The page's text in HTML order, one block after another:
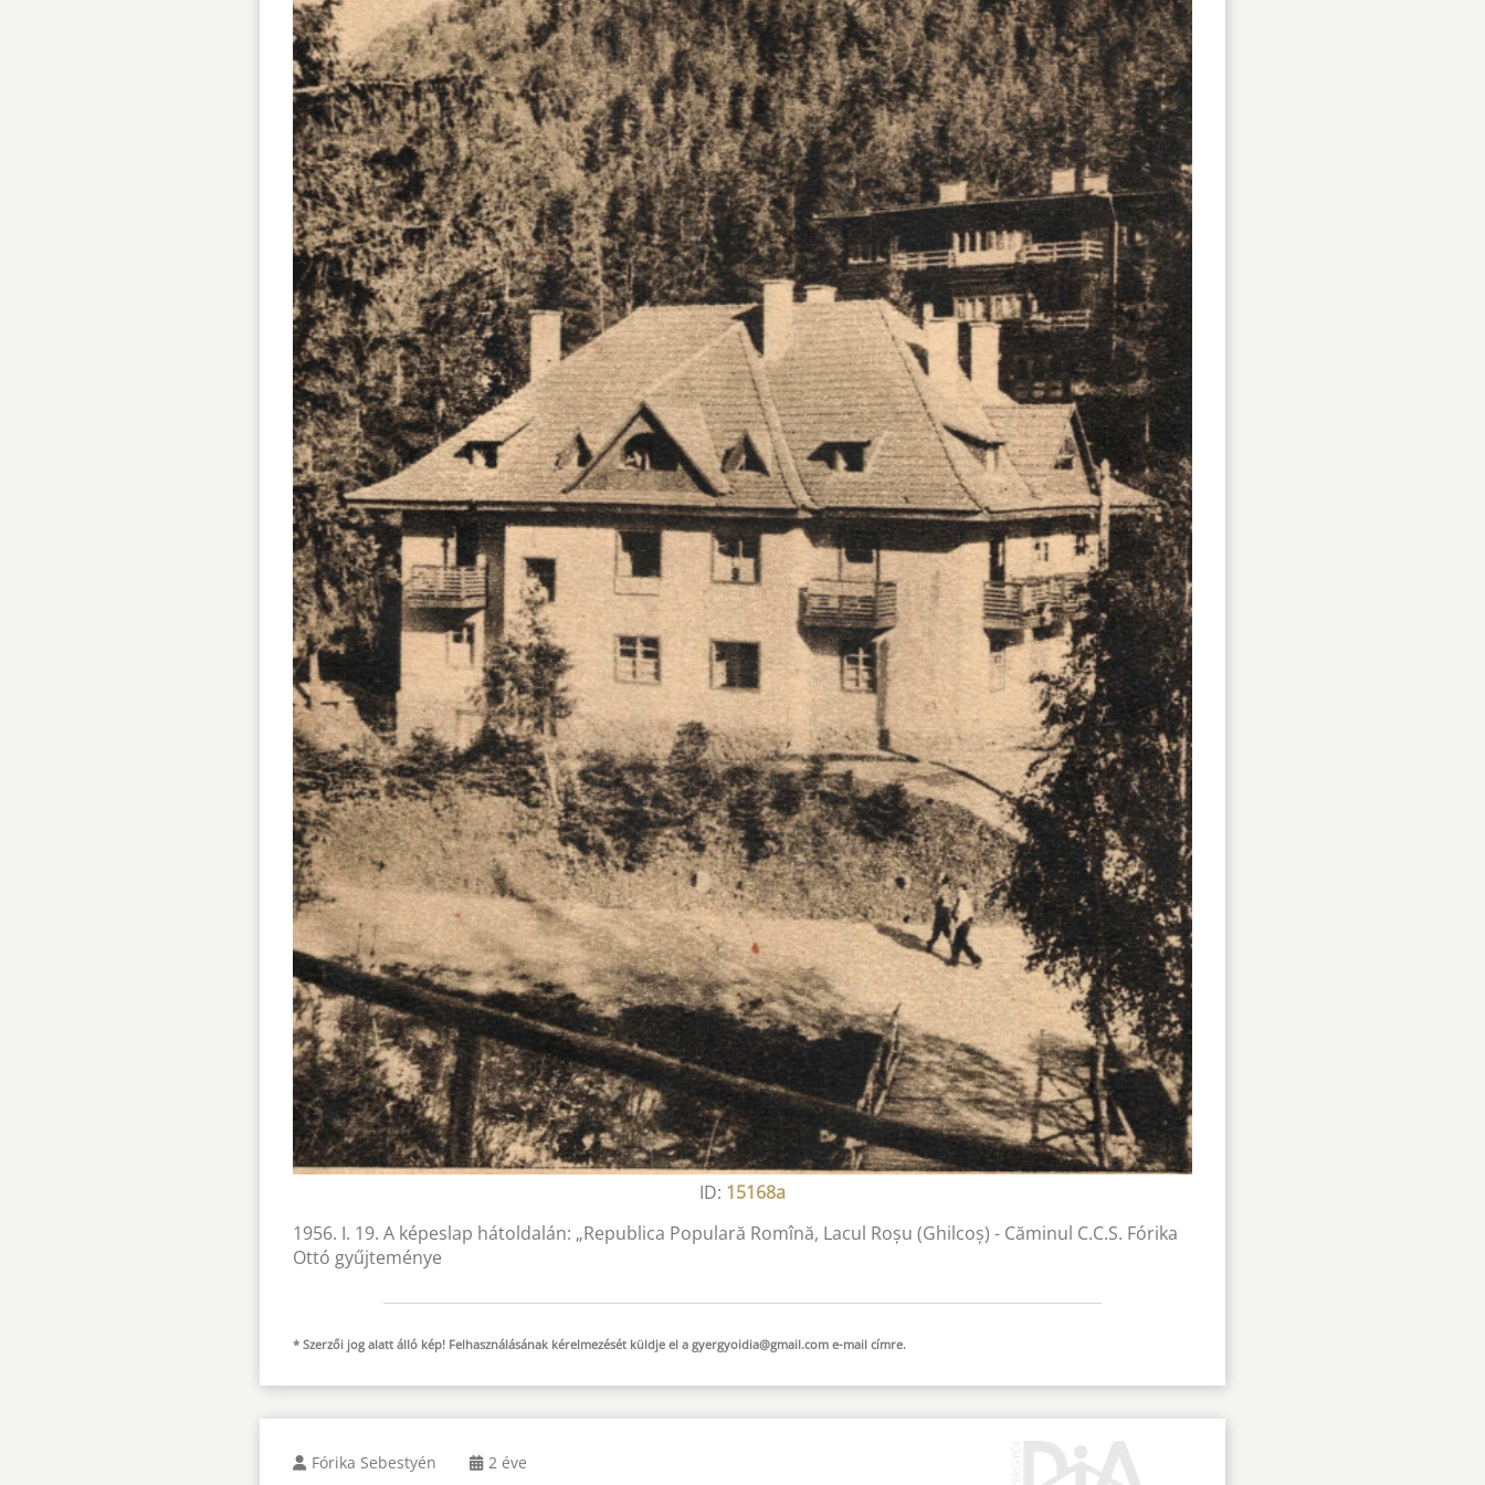
ID: 15168a
1956. I. 19. A képeslap hátoldalán: „Republica Populară Romînă, Lacul Roșu (Ghilcoș) - Căminul C.C.S. Fórika
Ottó gyűjteménye
* Szerzői jog alatt álló kép! Felhasználásának kérelmezését küldje el agyergyoidia@gmail.com e-mailcímre.
Fórika Sebestyén 2 éve